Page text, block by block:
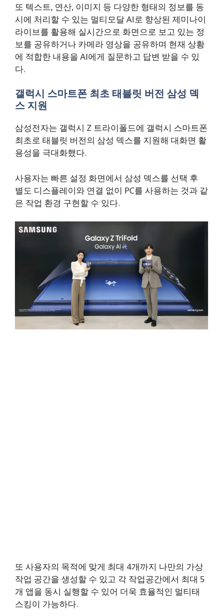
또 텍스트, 연산, 이미지 등 다양한 형태의 정보를 동
시에 처리할 수 있는 멀티모달 AI로 향상된 제미나이
라이브를 활용해 실시간으로 화면으로 보고 있는 정
보를 공유하거나 카메라 영상을 공유하며 현재 상황
에 적합한 내용을 AI에게 질문하고 답변 받을 수 있
다.
갤럭시 스마트폰 최초 태블릿 버전 삼성 덱
스 지원
삼성전자는 갤럭시 Z 트라이폴드에 갤럭시 스마트폰
최초로 태블릿 버전의 삼성 덱스를 지원해 대화면 활
용성을 극대화했다.
사용자는 빠른 설정 화면에서 삼성 덱스를 선택 후
별도 디스플레이와 연결 없이 PC를 사용하는 것과 같
은 작업 환경 구현할 수 있다.
또 사용자의 목적에 맞게 최대 4개까지 나만의 가상
작업 공간을 생성할 수 있고 각 작업공간에서 최대 5
개 앱을 동시 실행할 수 있어 더욱 효율적인 멀티태
스킹이 가능하다.